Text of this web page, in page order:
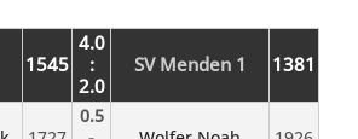
1545
4.0
:
2.0
SV Menden 1 1381
0.5